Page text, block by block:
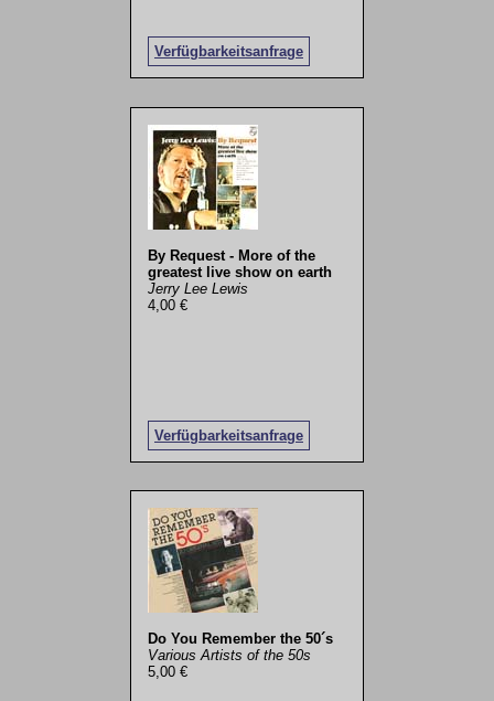
Verfügbarkeitsanfrage
By Request - More of the
greatest live show on earth
Jerry Lee Lewis
4,00 €
Verfügbarkeitsanfrage
Do You Remember the 50´s
Various Artists of the 50s
5,00 €